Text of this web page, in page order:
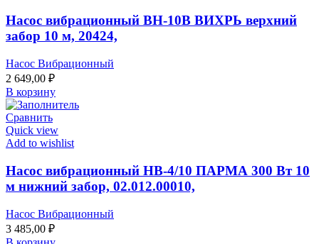
Насос вибрационный ВН-10В ВИХРЬ верхний
забор 10 м, 20424,
Насос Вибрационный
2 649,00 ₽
В корзину
Сравнить
Quick view
Add to wishlist
Насос вибрационный НВ-4/10 ПАРМА 300 Вт 10
м нижний забор, 02.012.00010,
Насос Вибрационный
3 485,00 ₽